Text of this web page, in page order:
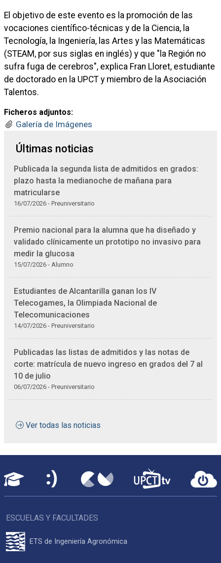
El objetivo de este evento es la promoción de las
vocaciones científico-técnicas y de la Ciencia, la
Tecnología, la Ingeniería, las Artes y las Matemáticas
(STEAM, por sus siglas en inglés) y que "la Región no
sufra fuga de cerebros", explica Fran Lloret, estudiante
de doctorado en la UPCT y miembro de la Asociación
Talentos.
Ficheros adjuntos:
Galería de Imágenes
Últimas noticias
Publicada la segunda lista de admitidos en grados:
plazo hasta la medianoche de mañana para
matricularse
16/07/2026 - Preuniversitario
Premio nacional para la alumna que ha diseñado y
validado clínicamente un prototipo no invasivo para
medir la glucosa
15/07/2026 - Alumno
Estudiantes de Alcantarilla ganan los IV
Telecogames, la Olimpiada Nacional de
Telecomunicaciones
14/07/2026 - Preuniversitario
Publicadas las listas de admitidos y las notas de
corte: matrícula de nuevo ingreso en grados del 7 al
10 de julio
06/07/2026 - Preuniversitario
Ver todas las noticias
ESCUELAS Y FACULTADES
ETS de Ingeniería Agronómica